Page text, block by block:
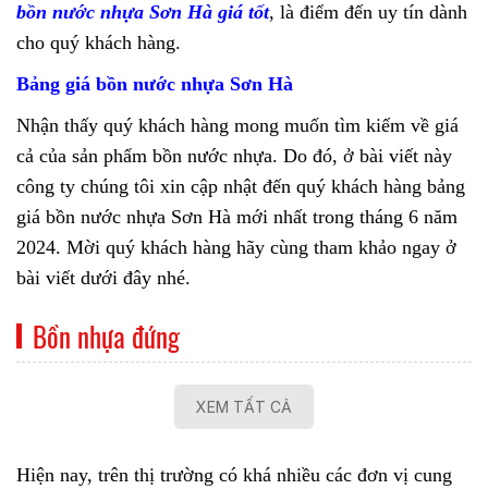
bồn nước nhựa Sơn Hà giá tốt, là điểm đến uy tín dành
cho quý khách hàng.
Bảng giá bồn nước nhựa Sơn Hà
Nhận thấy quý khách hàng mong muốn tìm kiếm về giá
cả của sản phẩm bồn nước nhựa. Do đó, ở bài viết này
công ty chúng tôi xin cập nhật đến quý khách hàng bảng
giá bồn nước nhựa Sơn Hà mới nhất trong tháng 6 năm
2024. Mời quý khách hàng hãy cùng tham khảo ngay ở
bài viết dưới đây nhé.
Bồn nhựa đứng
XEM TẤT CẢ
Hiện nay, trên thị trường có khá nhiều các đơn vị cung